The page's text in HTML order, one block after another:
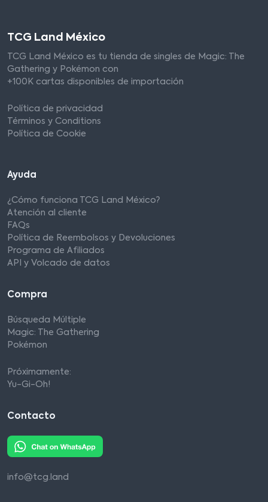
TCG Land México
TCG Land México es tu tienda de singles de Magic: The
Gathering y Pokémon con
+100K cartas disponibles de importación
Política de privacidad
Términos y Conditions
Política de Cookie
Ayuda
¿Cómo funciona TCG Land México?
Atención al cliente
FAQs
Política de Reembolsos y Devoluciones
Programa de Afiliados
API y Volcado de datos
Compra
Búsqueda Múltiple
Magic: The Gathering
Pokémon
Próximamente:
Yu-Gi-Oh!
Contacto
info@tcg.land